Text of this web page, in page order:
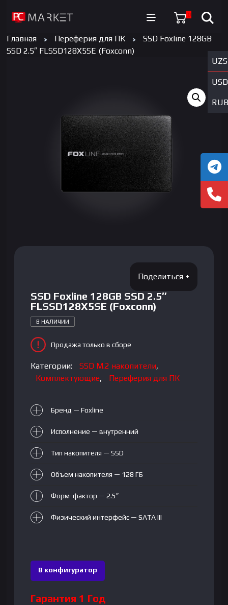
0
UZS
USD
RUB
Главная Переферия для ПК
SSD Foxline 128GB
SSD 2.5″ FLSSD128X5SE (Foxconn)
SSD Foxline 128GB SSD 2.5″
FLSSD128X5SE (Foxconn)
В НАЛИЧИИ
Продажа только в сборе
Категории: SSD M.2 накопители,
Комплектующие, Переферия для ПК
Бренд — Foxline
Исполнение — внутренний
Тип накопителя — SSD
Объем накопителя — 128 ГБ
Форм-фактор — 2.5″
Физический интерфейс — SATA III
В конфигуратор
Гарантия 1 Год